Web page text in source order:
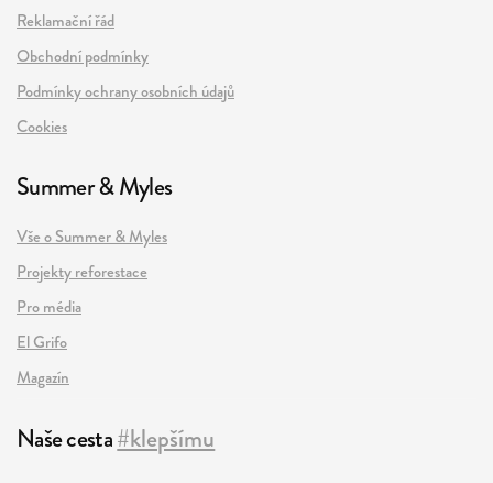
Reklamační řád
Obchodní podmínky
Podmínky ochrany osobních údajů
Cookies
Summer & Myles
Vše o Summer & Myles
Projekty reforestace
Pro média
El Grifo
Magazín
Naše cesta#klepšímu